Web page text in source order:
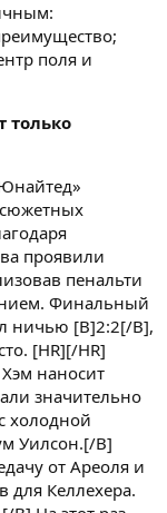
поля и
только
проявили
пенальти
Финальный
ничью [B]2:2[/B],
[HR][/HR]
наносит
значительно
холодной
Уилсон.[/B]
от Ареоля и
Келлехера.